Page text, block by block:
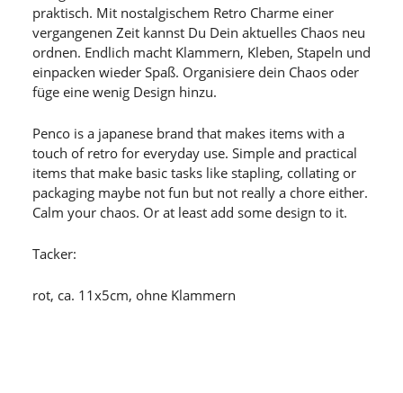
praktisch. Mit nostalgischem Retro Charme einer
vergangenen Zeit kannst Du Dein aktuelles Chaos neu
ordnen. Endlich macht Klammern, Kleben, Stapeln und
einpacken wieder Spaß. Organisiere dein Chaos oder
füge eine wenig Design hinzu.
Penco is a japanese brand that makes items with a
touch of retro for everyday use. Simple and practical
items that make basic tasks like stapling, collating or
packaging maybe not fun but not really a chore either.
Calm your chaos. Or at least add some design to it.
Tacker:
rot, ca. 11x5cm, ohne Klammern